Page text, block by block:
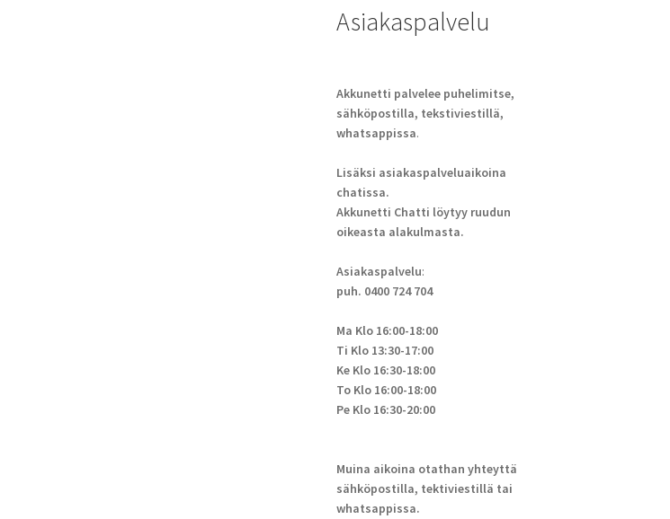
Asiakaspalvelu
Akkunetti palvelee puhelimitse,
sähköpostilla, tekstiviestillä,
whatsappissa.
Lisäksi asiakaspalveluaikoina
chatissa.
Akkunetti Chatti löytyy ruudun
oikeasta alakulmasta.
Asiakaspalvelu:
puh. 0400 724 704
Ma Klo 16:00-18:00
Ti Klo 13:30-17:00
Ke Klo 16:30-18:00
To Klo 16:00-18:00
Pe Klo 16:30-20:00
Muina aikoina otathan yhteyttä
sähköpostilla, tektiviestillä tai
whatsappissa.